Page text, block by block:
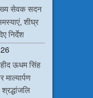
सेवक सदन
शीघ्र
निर्देश
ऊधम सिंह
माल्यार्पण